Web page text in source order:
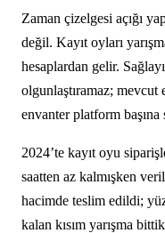
Zaman çizelgesi açığı
değil. Kayıt oyları
hesaplardan gelir.
olgunlaştıramaz; mevcut
envanter platform başına
2024’te kayıt oyu
saatten az kalmışken
hacimde teslim edildi;
kalan kısım yarışma